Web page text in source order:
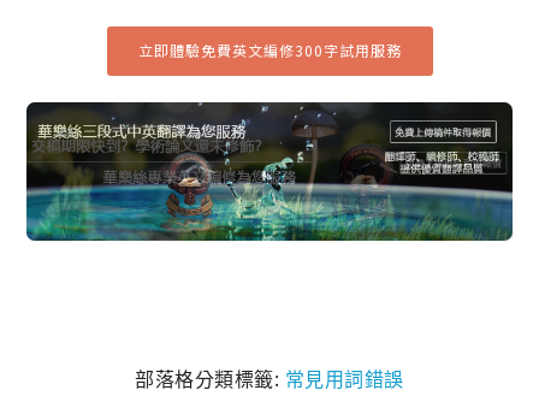
立即體驗免費英文編修300字試用服務
部落格分類標籤: 常見用詞錯誤